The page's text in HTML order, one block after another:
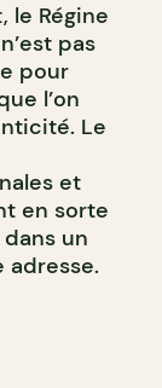
le Régine
pas
pour
l’on
Le
et
en sorte
un
adresse.